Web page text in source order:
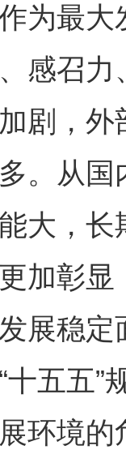
为最
感召
剧，
。从
大，
加彰
展稳
十五五
环境